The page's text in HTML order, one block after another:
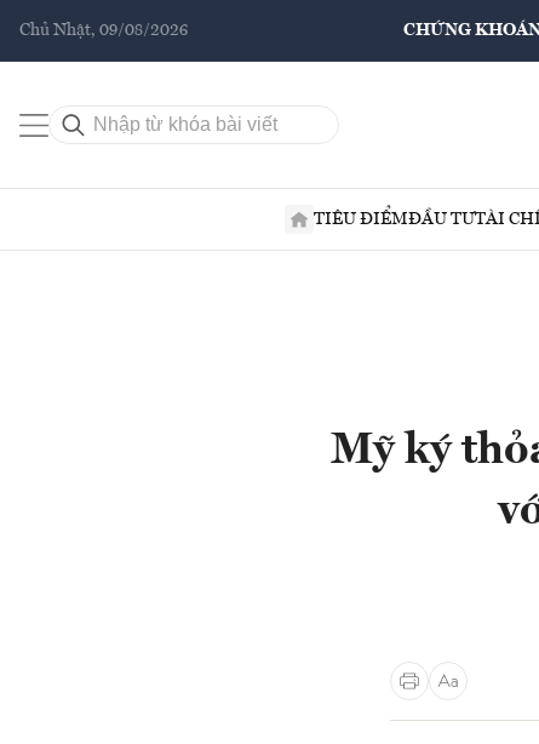
Chủ Nhật, 09/08/2026 CHỨNG KHOÁN
TIÊU ĐIỂMĐẦU TƯTÀI
Mỹ ký